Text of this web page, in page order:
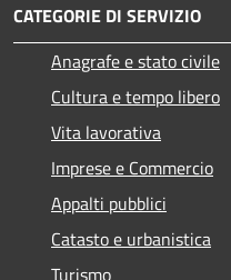
CATEGORIE DI SERVIZIO
Anagrafe e stato civile
Cultura e tempo libero
Vita lavorativa
Imprese e Commercio
Appalti pubblici
Catasto e urbanistica
Turismo